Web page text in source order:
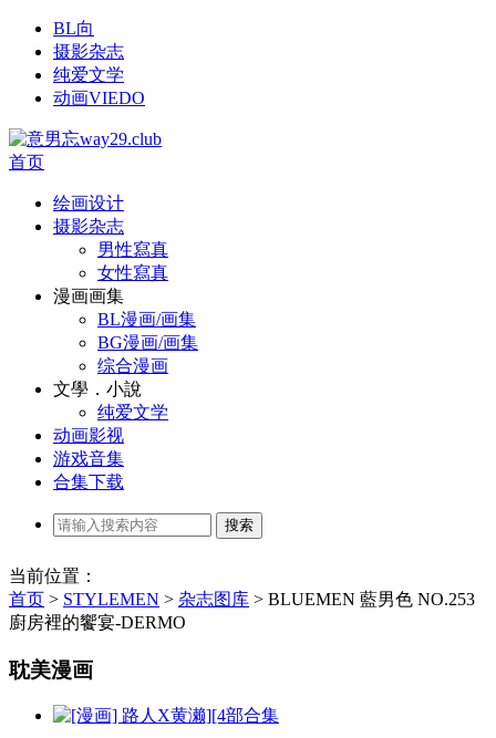
BL向
摄影杂志
纯爱文学
动画VIEDO
首页
绘画设计
摄影杂志
男性寫真
女性寫真
漫画画集
BL漫画/画集
BG漫画/画集
综合漫画
文學．小說
纯爱文学
动画影视
游戏音集
合集下载
当前位置：
首页 > STYLEMEN > 杂志图库 > BLUEMEN 藍男色 NO.253
廚房裡的饗宴-DERMO
耽美漫画